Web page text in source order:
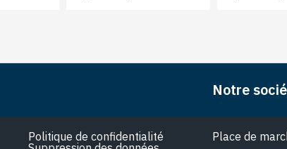
Notre
Politique de confidentialité
Place de